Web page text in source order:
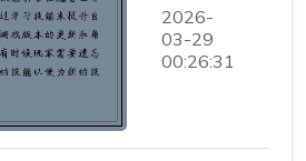
2026-
03-29
00:26:31